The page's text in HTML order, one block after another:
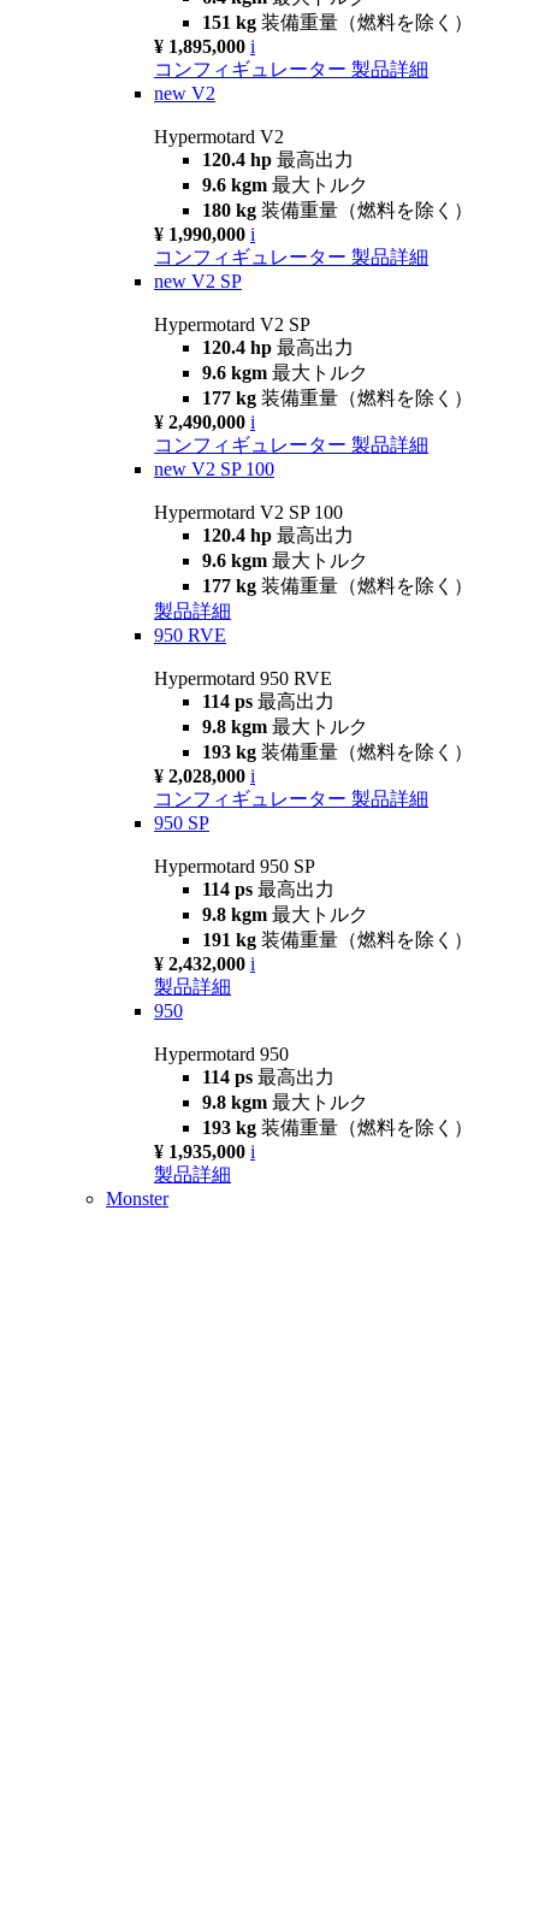
151 kg 装備重量（燃料を除く）
¥ 1,895,000 i
コンフィギュレーター 製品詳細
new V2
Hypermotard V2
120.4 hp 最高出力
9.6 kgm 最大トルク
180 kg 装備重量（燃料を除く）
¥ 1,990,000 i
コンフィギュレーター 製品詳細
new V2 SP
Hypermotard V2 SP
120.4 hp 最高出力
9.6 kgm 最大トルク
177 kg 装備重量（燃料を除く）
¥ 2,490,000 i
コンフィギュレーター 製品詳細
new V2 SP 100
Hypermotard V2 SP 100
120.4 hp 最高出力
9.6 kgm 最大トルク
177 kg 装備重量（燃料を除く）
製品詳細
950 RVE
Hypermotard 950 RVE
114 ps 最高出力
9.8 kgm 最大トルク
193 kg 装備重量（燃料を除く）
¥ 2,028,000 i
コンフィギュレーター 製品詳細
950 SP
Hypermotard 950 SP
114 ps 最高出力
9.8 kgm 最大トルク
191 kg 装備重量（燃料を除く）
¥ 2,432,000 i
製品詳細
950
Hypermotard 950
114 ps 最高出力
9.8 kgm 最大トルク
193 kg 装備重量（燃料を除く）
¥ 1,935,000 i
製品詳細
Monster